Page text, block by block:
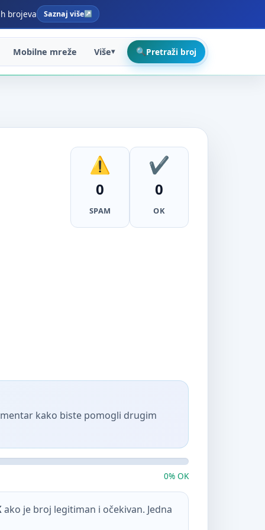
brojeva Saznaj više
Mobilne mreže Više Pretraži broj
0
SPAM
0
OK
kako biste pomogli drugim
0% OK
ako je broj legitiman i očekivan. Jedna